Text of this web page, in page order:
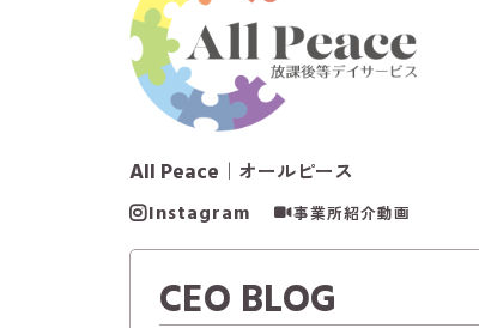
All Peace ｜オールピース
Instagram 事業所紹介動画
CEO BLOG